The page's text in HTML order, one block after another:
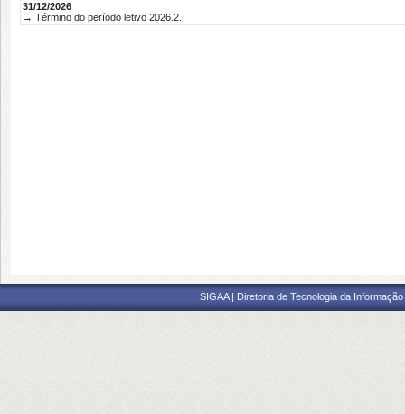
31/12/2026
→ Término do período letivo 2026.2.
SIGAA | Diretoria de Tecnologia da